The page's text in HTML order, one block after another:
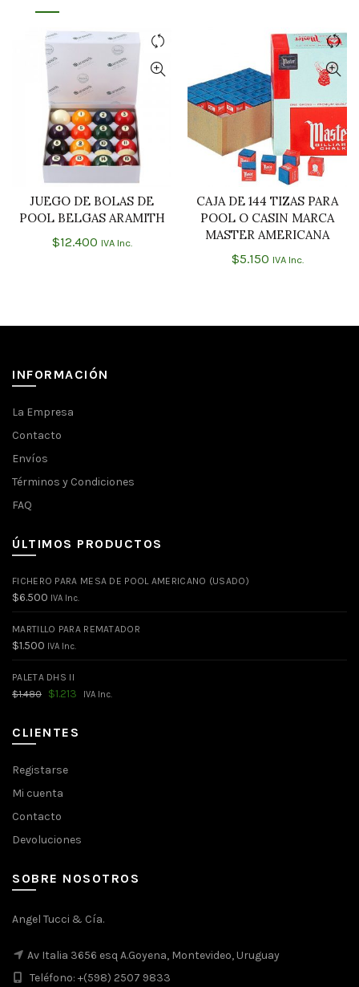
AÑADIR AL CARRITO
JUEGO DE BOLAS DE
POOL BELGAS ARAMITH
$12.400 IVA Inc.
AÑADIR AL CARRITO
CAJA DE 144 TIZAS PARA
POOL O CASIN MARCA
MASTER AMERICANA
$5.150 IVA Inc.
INFORMACIÓN
La Empresa
Contacto
Envíos
Términos y Condiciones
FAQ
ÚLTIMOS PRODUCTOS
FICHERO PARA MESA DE POOL AMERICANO (USADO)
$6.500 IVA Inc.
MARTILLO PARA REMATADOR
$1.500 IVA Inc.
PALETA DHS II
$1.480
El
era:
$1.480.
$1.213 El
IVA Inc.
CLIENTES
Registarse
Mi cuenta
Contacto
Devoluciones
SOBRE NOSOTROS
Angel Tucci & Cía.
Av Italia 3656 esq A.Goyena, Montevideo, Uruguay
Teléfono: +(598) 2507 9833